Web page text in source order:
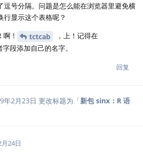
逗号分隔。问题是怎么能在浏览器里避免横
行显示这个表格呢？
！
tctcab
，上！记得在
段添加自己的名字。
回复
年2月23日 更改标题为「新包 sinx：R 语
24日